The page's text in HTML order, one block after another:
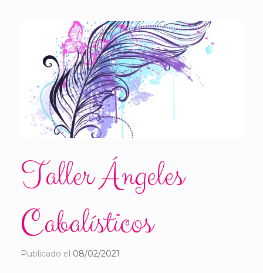
Taller Ángeles
Cabalísticos
Publicado el 08/02/2021